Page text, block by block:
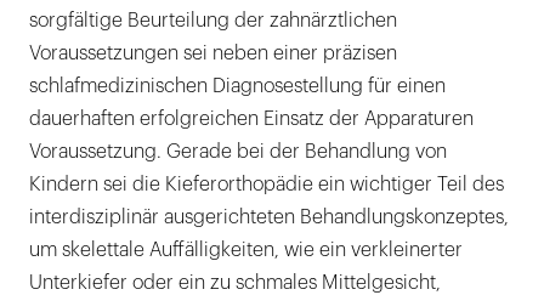
sorgfältige Beurteilung der zahnärztlichen
Voraussetzungen sei neben einer präzisen
schlafmedizinischen Diagnosestellung für einen
dauerhaften erfolgreichen Einsatz der Apparaturen
Voraussetzung. Gerade bei der Behandlung von
Kindern sei die Kieferorthopädie ein wichtiger Teil des
interdisziplinär ausgerichteten Behandlungskonzeptes,
um skelettale Auffälligkeiten, wie ein verkleinerter
Unterkiefer oder ein zu schmales Mittelgesicht,